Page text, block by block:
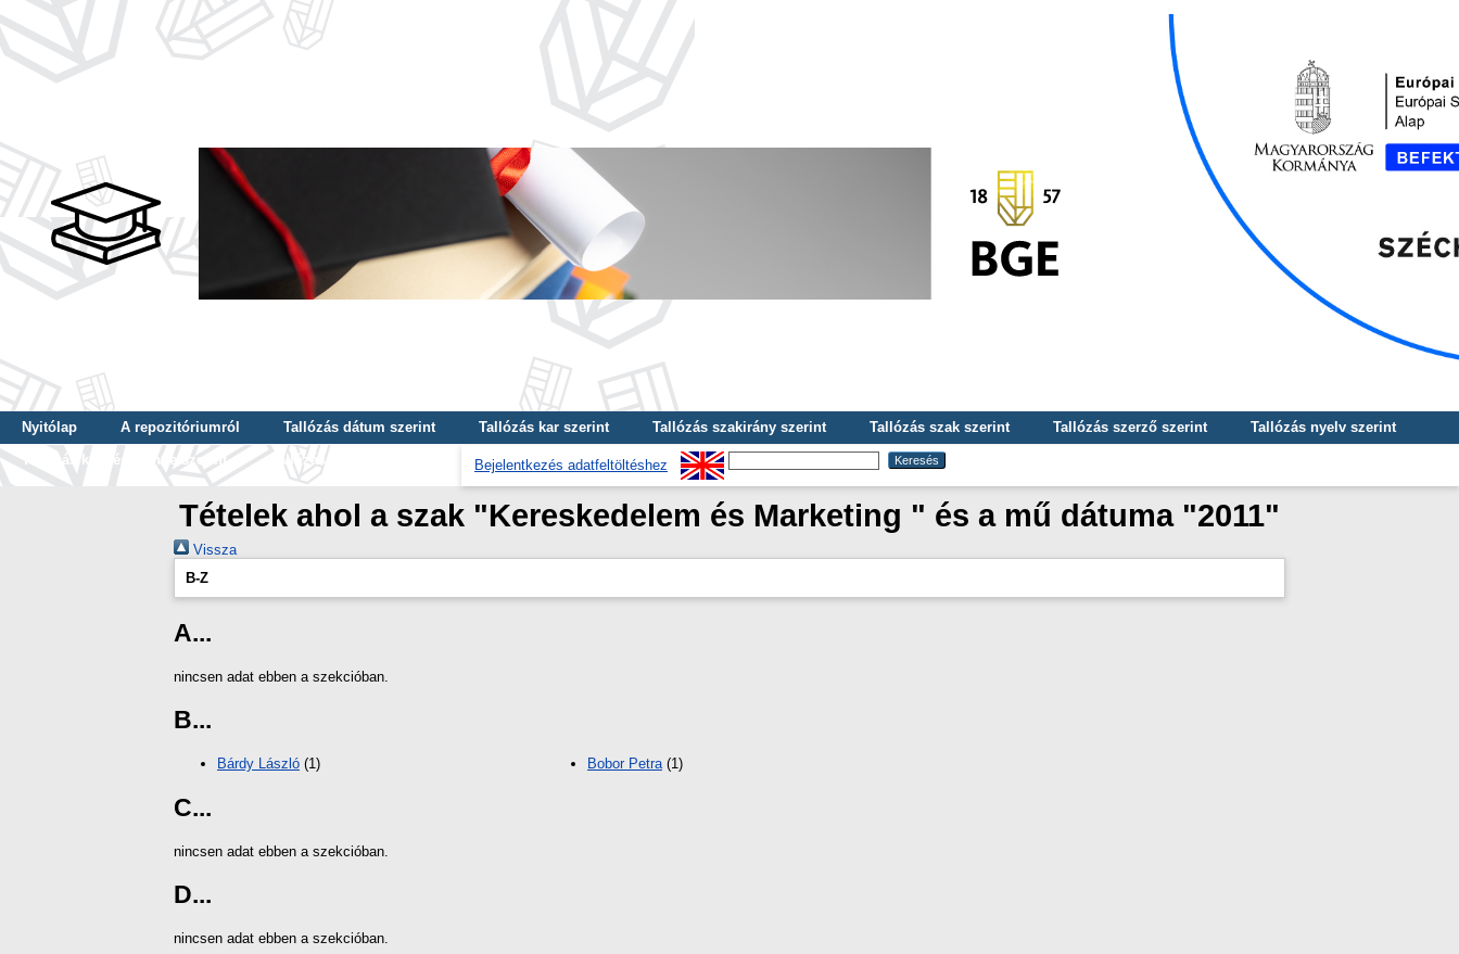
Nyitólap A repozitóriumról Tallózás dátum szerint Tallózás kar szerint Tallózás szakirány szerint Tallózás szak szerint Tallózás szerző szerint
Tallózás nyelv szerint
Tallózás képzés szintje szerint
Tallózás kulcsszó szerint Bejelentkezés adatfeltöltéshez
Tételek ahol a szak "Kereskedelem és Marketing " és a mű dátuma "2011"
Vissza
B-Z
A...
nincsen adat ebben a szekcióban.
B...
Bárdy László (1) Bobor Petra(1)
C...
nincsen adat ebben a szekcióban.
D...
nincsen adat ebben a szekcióban.